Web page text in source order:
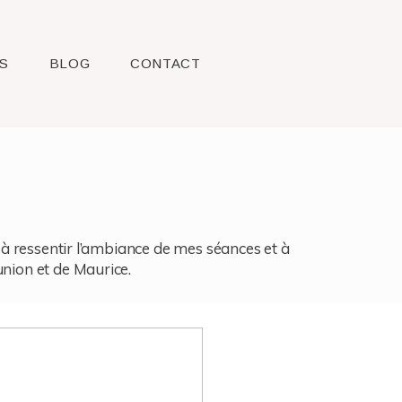
BLOG CONTACT
l’ambiance de mes séances et à
et de Maurice.